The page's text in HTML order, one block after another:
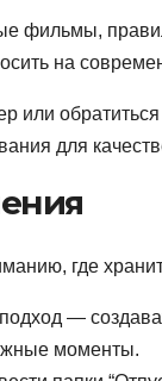
фильмы,
на
или
для
где
—
моменты.